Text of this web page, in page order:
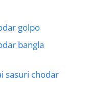
golpo
bangla
sasuri chodar